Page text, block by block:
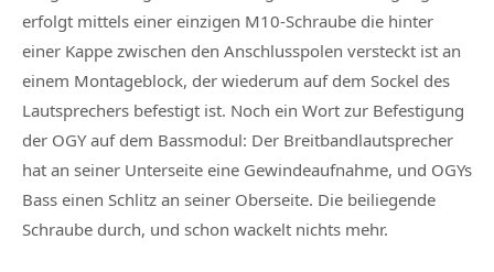
erfolgt mittels einer einzigen M10-Schraube die hinter
einer Kappe zwischen den Anschlusspolen versteckt ist an
einem Montageblock, der wiederum auf dem Sockel des
Lautsprechers befestigt ist. Noch ein Wort zur Befestigung
der OGY auf dem Bassmodul: Der Breitbandlautsprecher
hat an seiner Unterseite eine Gewindeaufnahme, und OGYs
Bass einen Schlitz an seiner Oberseite. Die beiliegende
Schraube durch, und schon wackelt nichts mehr.